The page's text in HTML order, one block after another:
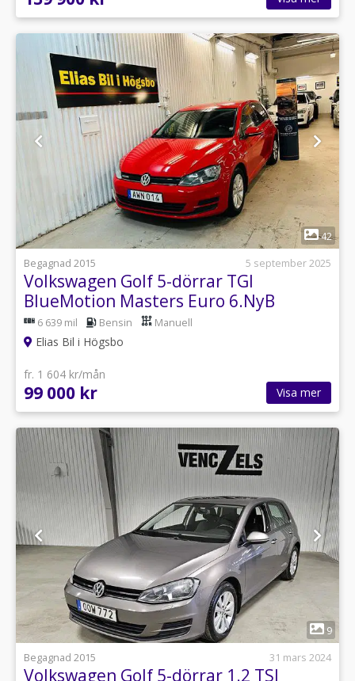
1
42
Begagnad 2015
5 september 2025
Volkswagen Golf 5-dörrar TGI
BlueMotion Masters Euro 6.NyB
6 639 mil Bensin Manuell
Elias Bil i Högsbo
fr. 1 604 kr/mån
99 000 kr Visa mer
1
9
Begagnad 2015
31 mars 2024
Volkswagen Golf 5-dörrar 1.2 TSI